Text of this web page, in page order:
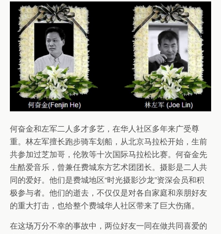
何奋金和左军二人多才多艺，在华人社区多年来广受尊
重。林左军擅长跑步骑车划船，从北京马拉松开始，生前
共参加过芝加哥，伦敦等十次国际马拉松比赛。何奋金先
生酷爱音乐，曾兼任费城东方艺术团团长。摄影是二人共
同的爱好。他们是费城地区“时光摄影沙龙”资深会员和积
极参与者。他们的逝去，不仅仅是对各自家庭和亲朋好友
的重大打击，也给整个费城华人社区带来了巨大伤痛。
在这场万分不幸的事故中，两位好友一同在做共同喜爱的